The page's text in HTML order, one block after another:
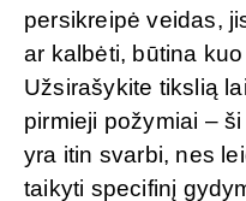
persikreipė veidas,
ar kalbėti, būtina
Užsirašykite tikslią
pirmieji požymiai –
yra itin svarbi, nes
taikyti specifinį